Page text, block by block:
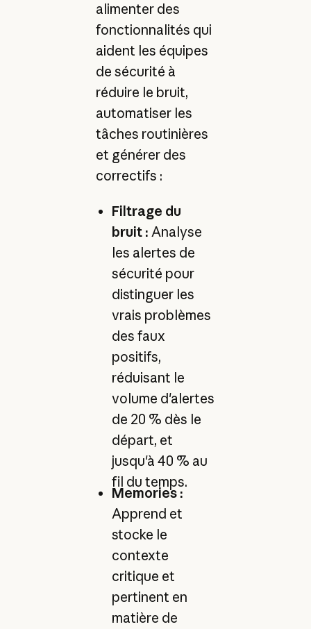
alimenter des
fonctionnalités qui
aident les équipes
de sécurité à
réduire le bruit,
automatiser les
tâches routinières
et générer des
correctifs :
Filtrage du
bruit : Analyse
les alertes de
sécurité pour
distinguer les
vrais problèmes
des faux
positifs,
réduisant le
volume d'alertes
de 20 % dès le
départ, et
jusqu'à 40 % au
fil du temps.
Memories :
Apprend et
stocke le
contexte
critique et
pertinent en
matière de